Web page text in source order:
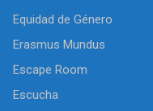
Equidad de Género
Erasmus Mundus
Escape Room
Escucha